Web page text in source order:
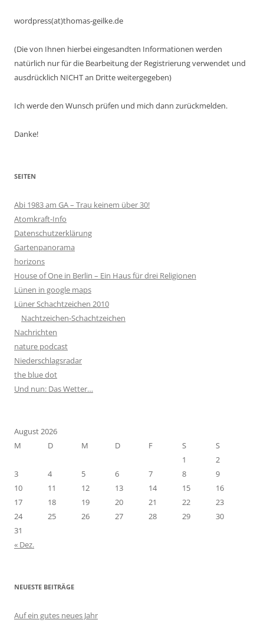
wordpress(at)thomas-geilke.de
(Die von Ihnen hierbei eingesandten Informationen werden
natürlich nur für die Bearbeitung der Registrierung verwendet und
ausdrücklich NICHT an Dritte weitergegeben)
Ich werde den Wunsch prüfen und mich dann zurückmelden.
Danke!
SEITEN
Abi 1983 am GA – Trau keinem über 30!
Atomkraft-Info
Datenschutzerklärung
Gartenpanorama
horizons
House of One in Berlin – Ein Haus für drei Religionen
Lünen in google maps
Lüner Schachtzeichen 2010
Nachtzeichen-Schachtzeichen
Nachrichten
nature podcast
Niederschlagsradar
the blue dot
Und nun: Das Wetter…
August 2026
M
D M D F S
S
1
2
3
4 5 6 7 8
9
10
11 12 13 14 15
16
17
18 19 20 21 22
23
24
25 26 27 28 29
30
31
« Dez.
NEUESTE BEITRÄGE
Auf ein gutes neues Jahr